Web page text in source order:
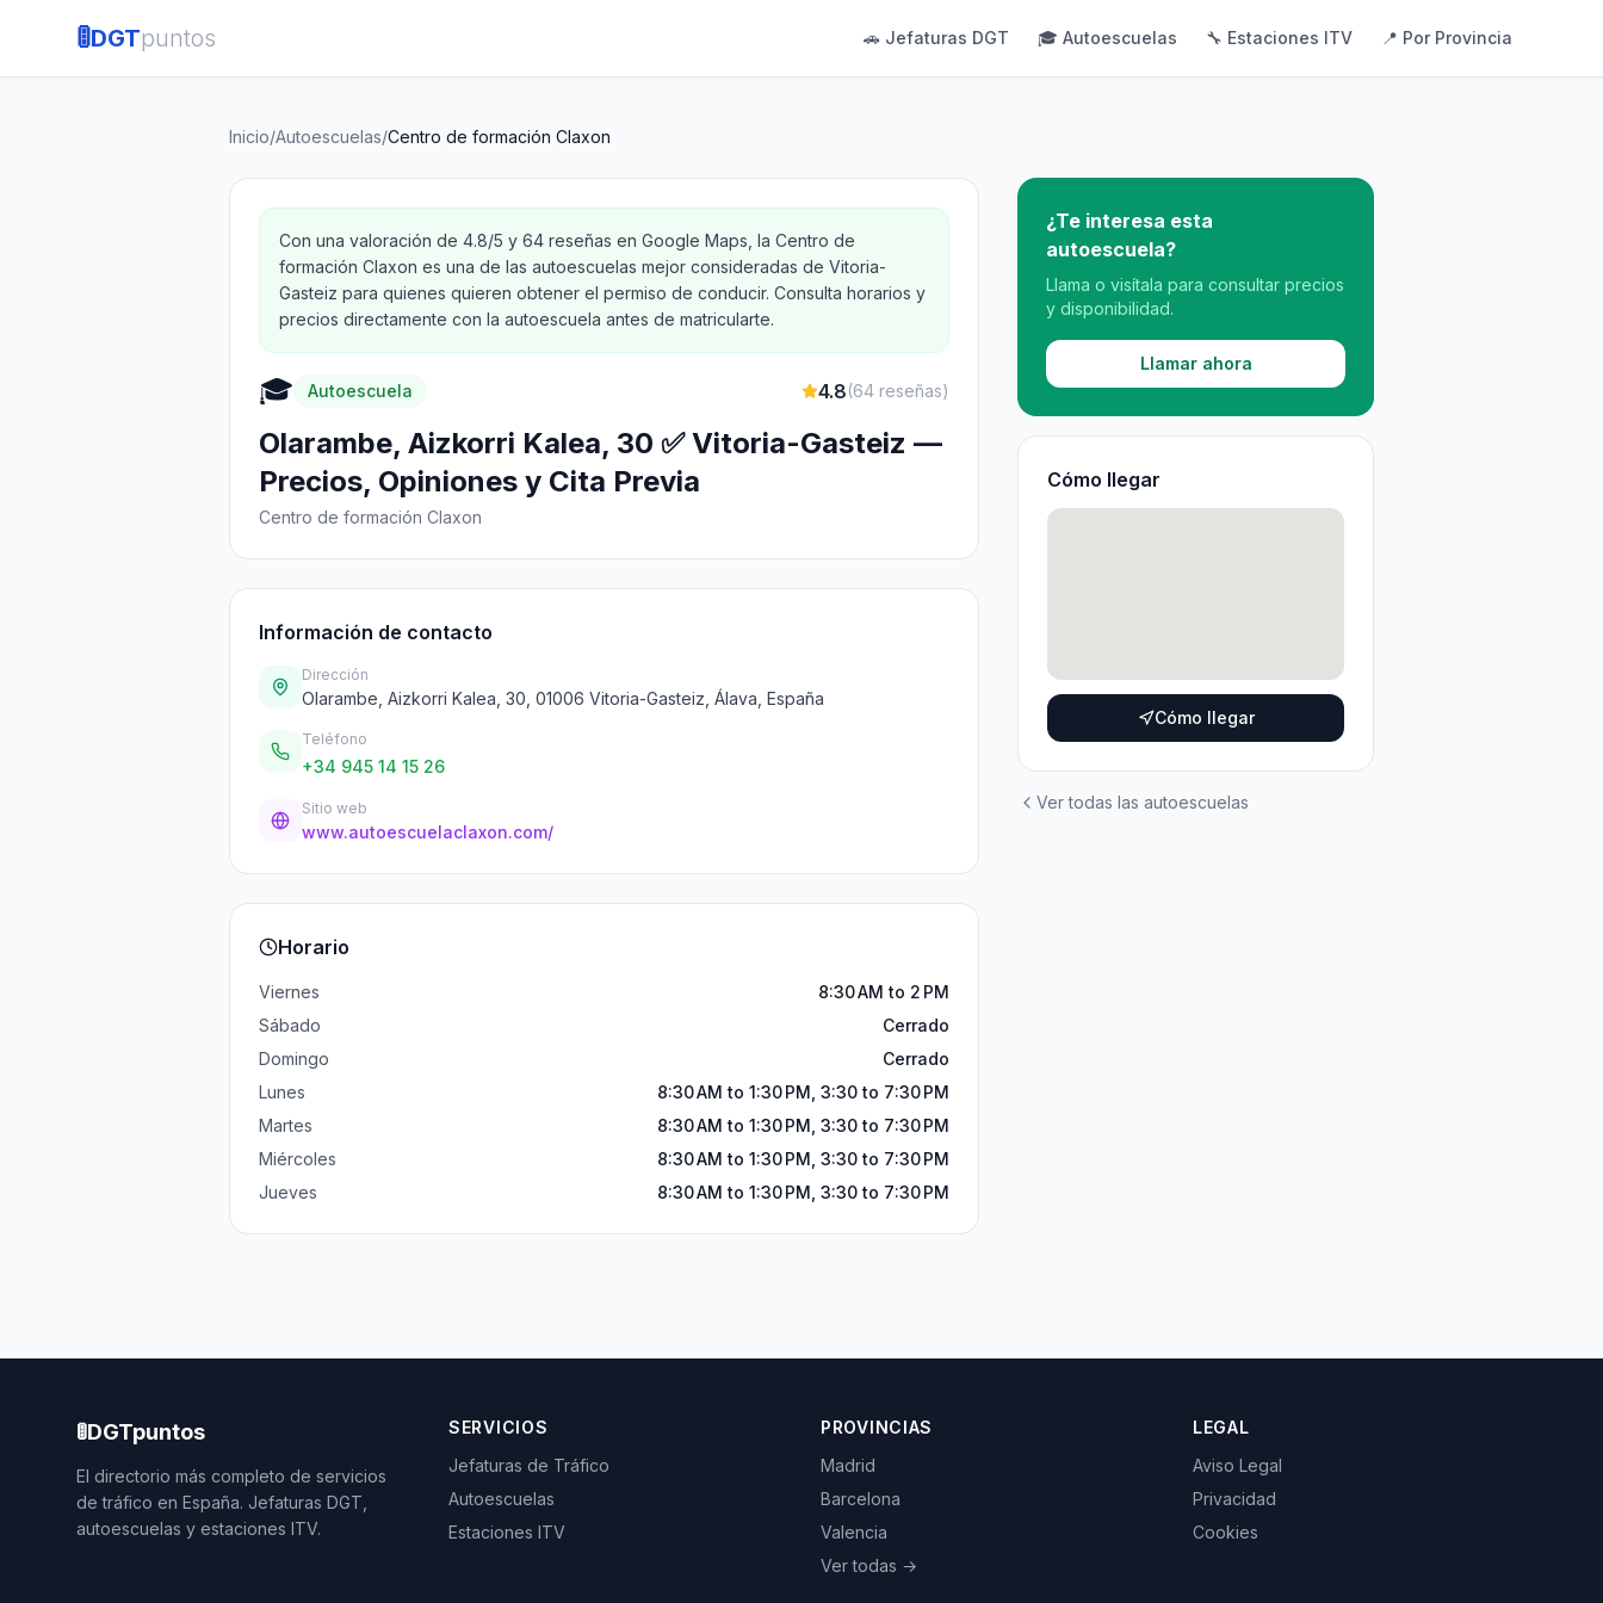
🚦DGTpuntos 🚗 Jefaturas DGT 🎓 Autoescuelas 🔧 Estaciones ITV 📍 Por Provincia
Inicio/Autoescuelas/Centro de formación Claxon
Con una valoración de 4.8/5 y 64 reseñas en Google Maps, la Centro de
formación Claxon es una de las autoescuelas mejor consideradas de Vitoria-
Gasteiz para quienes quieren obtener el permiso de conducir. Consulta horarios y
precios directamente con la autoescuela antes de matricularte.
🎓 Autoescuela 4.8(64 reseñas)
Olarambe, Aizkorri Kalea, 30 ✅ Vitoria-Gasteiz —
Precios, Opiniones y Cita Previa
Centro de formación Claxon
Información de contacto
Dirección
Olarambe, Aizkorri Kalea, 30, 01006 Vitoria-Gasteiz, Álava, España
Teléfono
+34 945 14 15 26
Sitio web
www.autoescuelaclaxon.com/
Horario
Viernes
8:30 AM to 2 PM
Sábado
Cerrado
Domingo
Cerrado
Lunes
8:30 AM to 1:30 PM, 3:30 to 7:30 PM
Martes
8:30 AM to 1:30 PM, 3:30 to 7:30 PM
Miércoles
8:30 AM to 1:30 PM, 3:30 to 7:30 PM
Jueves
8:30 AM to 1:30 PM, 3:30 to 7:30 PM
¿Te interesa esta
autoescuela?
Llama o visítala para consultar precios
y disponibilidad.
Llamar ahora
Cómo llegar
Cómo llegar
Ver todas las autoescuelas
🚦DGTpuntos
El directorio más completo de servicios
de tráfico en España. Jefaturas DGT,
autoescuelas y estaciones ITV.
SERVICIOS
Jefaturas de Tráfico
Autoescuelas
Estaciones ITV
PROVINCIAS
Madrid
Barcelona
Valencia
Ver todas →
LEGAL
Aviso Legal
Privacidad
Cookies